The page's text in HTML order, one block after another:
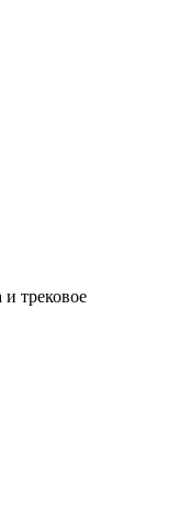
трековое